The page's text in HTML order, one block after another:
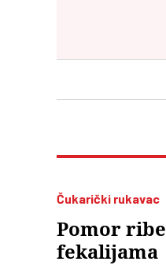
Čukarički rukavac
Pomor ribe
fekalijama